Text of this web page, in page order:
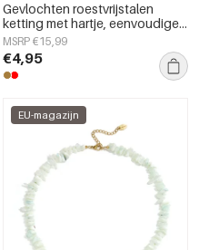
Gevlochten roestvrijstalen
ketting met hartje, eenvoudige
dagelijkse serie, dames
sieraden
MSRP €15,99
€4,95
EU-magazijn